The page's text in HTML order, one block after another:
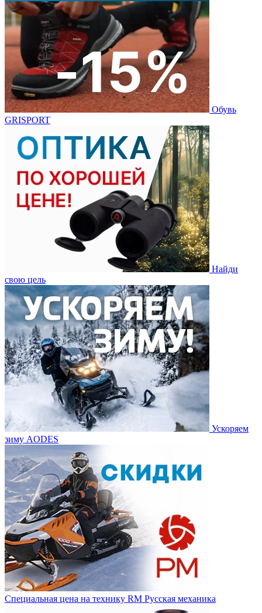
Обувь
GRISPORT
Найди
свою цель
Ускоряем
зиму AODES
Специальная цена на технику RM Русская механика